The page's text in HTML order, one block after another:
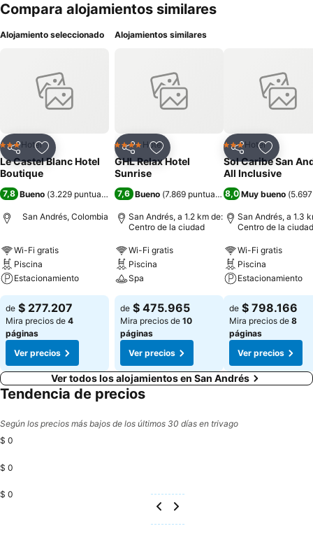
siendo el ?nico Hotel Boutique en la isla con Centro de Medicina Est?
vanguardia en Belleza y Medicina Antienvejecimiento.El hotel pone a
15:00 a 20:30 horas.Check-out: de 11:30 a 13:30 horas.
Compara alojamientos similares
Alojamiento seleccionado
CompartirAgregar a favoritos
3 Estrellas
Hotel
Le Castel Blanc Hotel
Boutique
7,8 Bueno (3.229 puntuaciones)
San Andrés, Colombia
Wi-Fi gratis
Piscina
Estacionamiento
de $ 277.207
Mira precios de 4
páginas
Ver precios
Alojamientos similares
CompartirAgregar a favoritos
4 EstrellasHotel
GHL Relax Hotel
Sunrise
7,6 Bueno (7.869 puntuaciones)
San Andrés, a 1.2 km de:
Centro de la ciudad
Wi-Fi gratis
Piscina
Spa
de $ 475.965
Mira precios de 10
páginas
Ver precios
CompartirAgregar
3 Estrellas
Hotel
Sol Caribe San
All Inclusive
8,0 Muy bueno (
San Andrés, a 1.3
Centro de la ciudad
Wi-Fi gratis
Piscina
Estacionamiento
de $ 798.166
Mira precios de 8
páginas
Ver precios
Ver todos los alojamientos en San Andrés
Tendencia de precios
Según los precios más bajos de los últimos 30 días en trivago
$ 0
$ 0
$ 0